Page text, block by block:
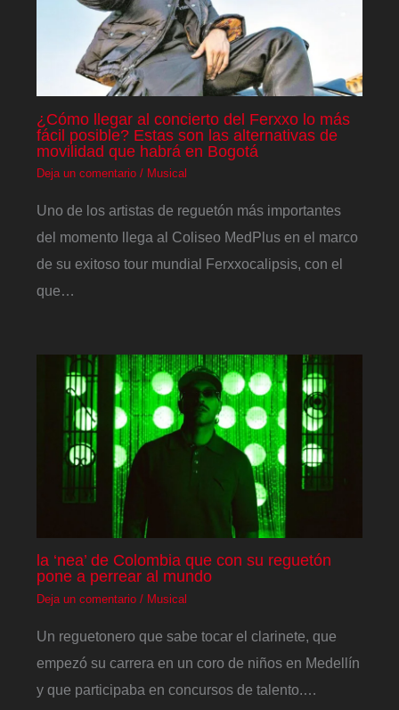
¿Cómo llegar al concierto del Ferxxo lo más
fácil posible? Estas son las alternativas de
movilidad que habrá en Bogotá
Deja un comentario / Musical
Uno de los artistas de reguetón más importantes
del momento llega al Coliseo MedPlus en el marco
de su exitoso tour mundial Ferxxocalipsis, con el
que…
la ‘nea’ de Colombia que con su reguetón
pone a perrear al mundo
Deja un comentario / Musical
Un reguetonero que sabe tocar el clarinete, que
empezó su carrera en un coro de niños en Medellín
y que participaba en concursos de talento.…